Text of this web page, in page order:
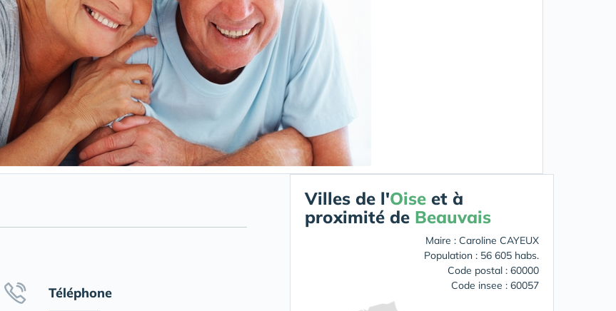
Téléphone
Villes de l'Oise et à
proximité de Beauvais
Maire : Caroline CAYEUX
Population : 56 605 habs.
Code postal : 60000
Code insee : 60057